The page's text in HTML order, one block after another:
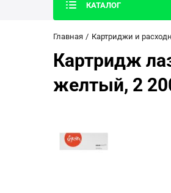
КАТАЛОГ
Главная Картриджи и
Картридж
желтый, 2